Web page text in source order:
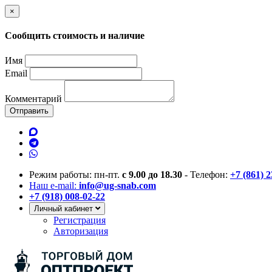
×
Сообщить стоимость и наличие
Имя
Email
Комментарий
Отправить
Режим работы: пн-пт. с 9.00 до 18.30 - Телефон: +7 (861)
Наш e-mail: info@ug-snab.com
+7 (918) 008-02-22
Личный кабинет
Регистрация
Авторизация